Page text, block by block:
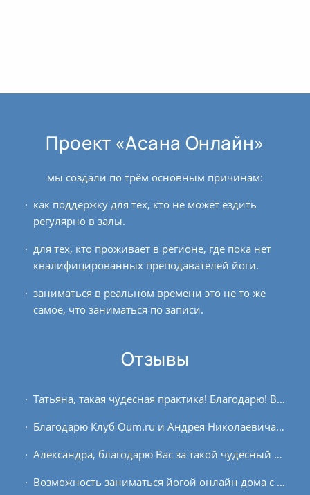
Проект «Асана Онлайн»
мы создали по трём основным причинам:
как поддержку для тех, кто не может ездить
регулярно в залы.
для тех, кто проживает в регионе, где пока нет
квалифицированных преподавателей йоги.
заниматься в реальном времени это не то же
самое, что заниматься по записи.
Отзывы
Татьяна, такая чудесная практика! Благодарю! Ваша подача очень лёгкая и понятная! В теле и уме умиротворение и радость.
Благодарю Клуб Oum.ru и Андрея Николаевича Вербу за создание такого замечательного учебного центра и онлайн-курсов. Благодаря онлайн-курсам мне получилось совместить обучение...
Александра, благодарю Вас за такой чудесный курс. Очень неожиданно для себя открыла новый подход к практикам для своей конституции. Много нюансов, особенно в отстройке асан,...
Возможность заниматься йогой онлайн дома с преподавателями – это бесценно и намного легче, чем когда нужно куда-то ехать. Очень благодарю клуб oum.ru за то, что создали такой...